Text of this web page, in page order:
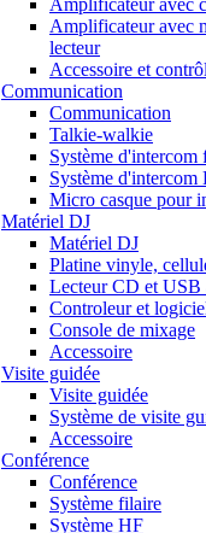
Amplificateur avec
Amplificateur avec
lecteur
Accessoire et
Communication
Communication
Talkie-walkie
Système d'intercom
Système d'intercom
Micro casque pour
Matériel DJ
Matériel DJ
Platine vinyle,
Lecteur CD et USB
Controleur et
Console de mixage
Accessoire
Visite guidée
Visite guidée
Système de visite
Accessoire
Conférence
Conférence
Système filaire
Système HF